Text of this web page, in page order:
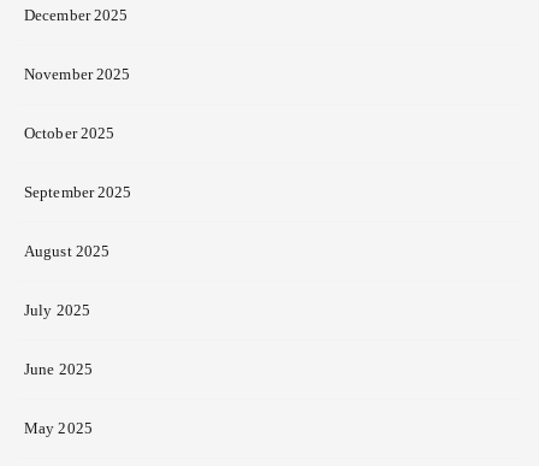
December 2025
November 2025
October 2025
September 2025
August 2025
July 2025
June 2025
May 2025